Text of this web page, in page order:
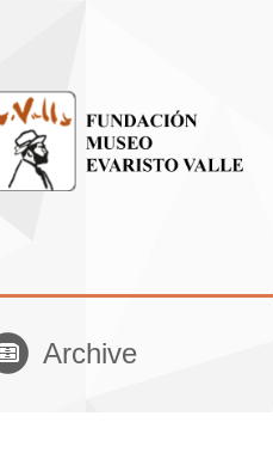
Archive